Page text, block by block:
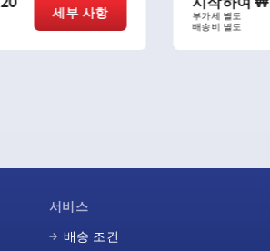
부가세 별도
세부 사항
서비스
배송 조건